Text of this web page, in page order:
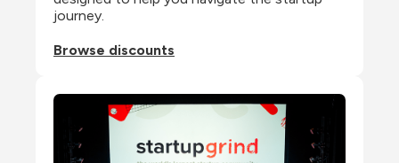
journey.
Browse discounts